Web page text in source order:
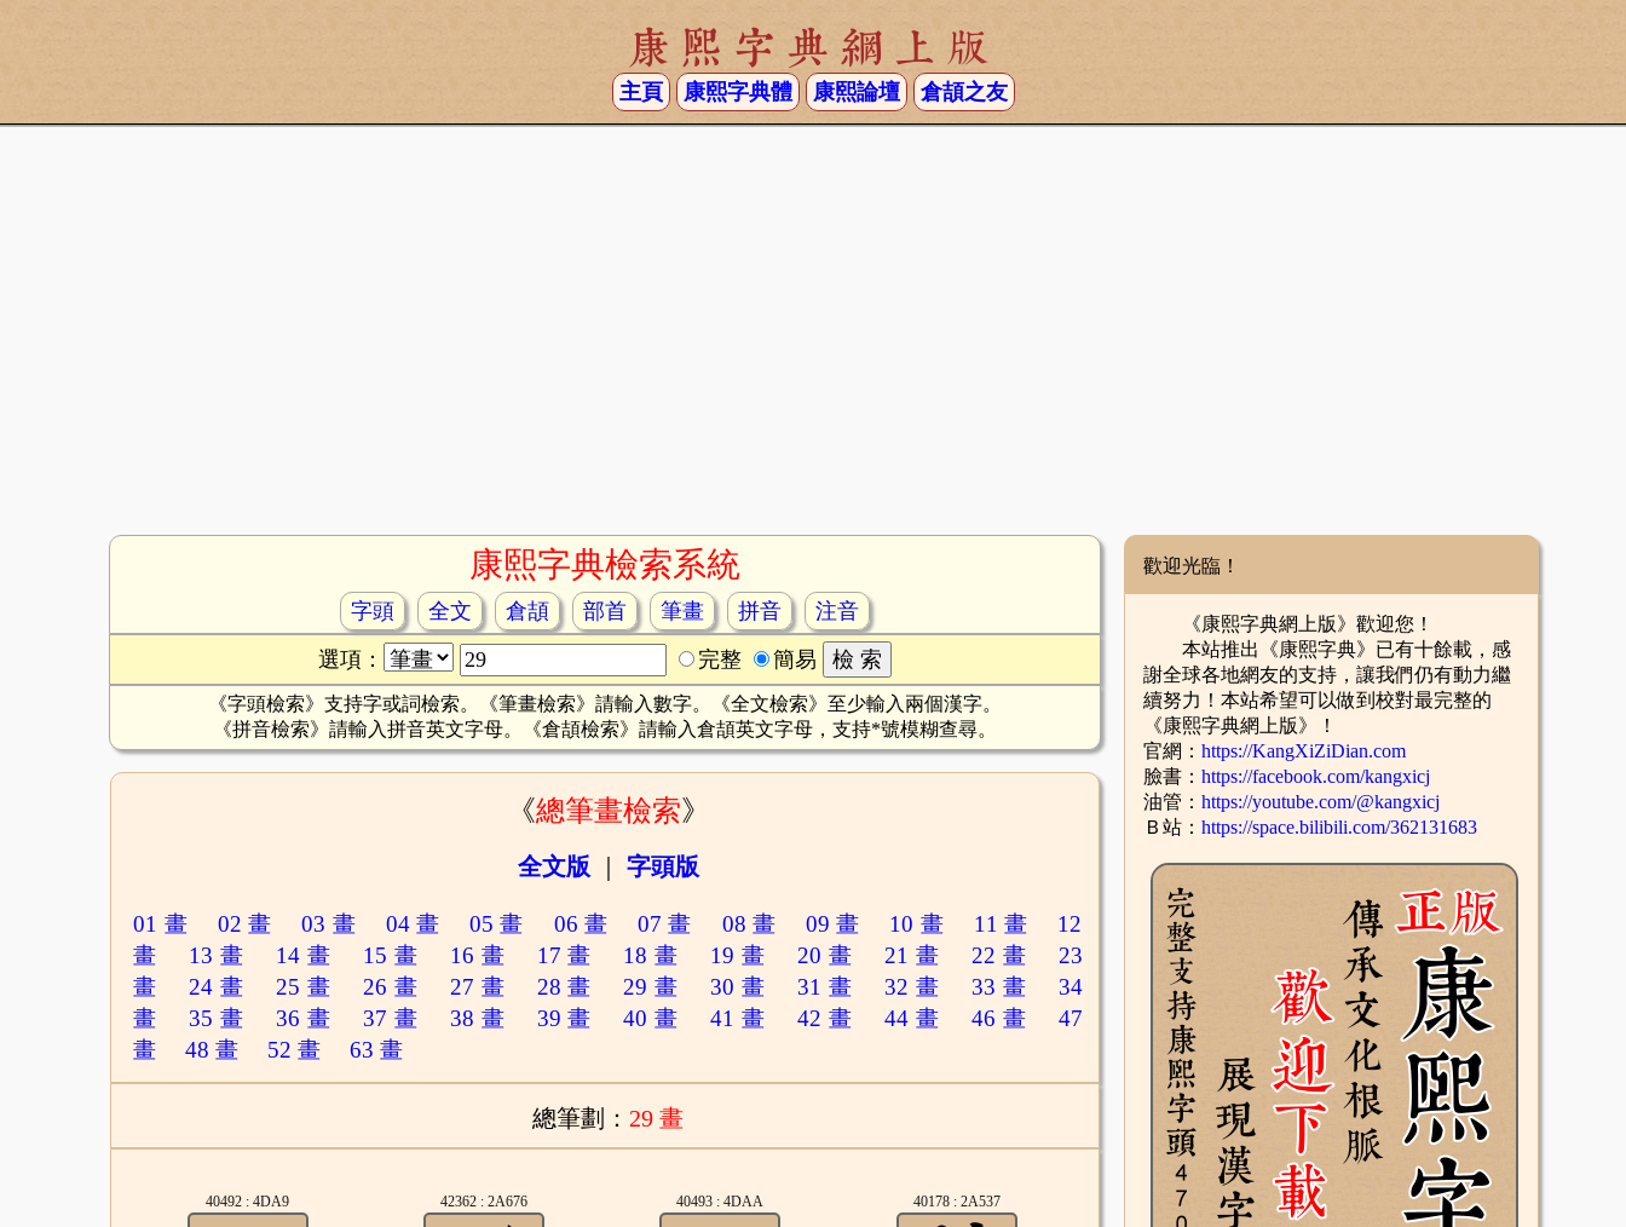
康熙字典網上版
主頁 康熙字典體 康熙論壇 倉頡之友
康熙字典檢索系統
字頭 全文 倉頡 部首 筆畫 拼音
注音
選項：
完整 簡易
《字頭檢索》支持字或詞檢索。《筆畫檢索》請輸入數字。《全文檢索》至少輸入兩個漢字。
《拼音檢索》請輸入拼音英文字母。《倉頡檢索》請輸入倉頡英文字母，支持*號模糊查尋。
《總筆畫檢索》
全文版 字頭版
01 畫 02 畫 03 畫 04 畫 05 畫 06 畫 07 畫 08 畫 09 畫 10 畫 11 畫
12
畫
13 畫 14 畫 15 畫 16 畫 17 畫 18 畫 19 畫 20 畫 21 畫 22 畫
23
畫
24 畫 25 畫 26 畫 27 畫 28 畫 29 畫 30 畫 31 畫 32 畫 33 畫
34
畫
35 畫 36 畫 37 畫 38 畫 39 畫 40 畫 41 畫 42 畫 44 畫 46 畫
47
畫
48 畫 52 畫 63 畫
總筆劃： 29 畫
40492 : 4DA9 42362 : 2A676 40493 : 4DAA 40178 : 2A537
歡迎光臨！
《康熙字典網上版》歡迎您！
本站推出《康熙字典》已有十餘載，感
謝全球各地網友的支持，讓我們仍有動力繼
續努力！本站希望可以做到校對最完整的
《康熙字典網上版》！
官網： https://KangXiZiDian.com
臉書： https://facebook.com/kangxicj
油管： https://youtube.com/@kangxicj
Ｂ站： https://space.bilibili.com/362131683